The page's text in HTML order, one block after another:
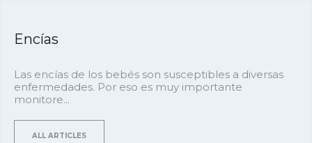
Encías
Las encías de los bebés son susceptibles a diversas
enfermedades. Por eso es muy importante
monitore...
ALL ARTICLES